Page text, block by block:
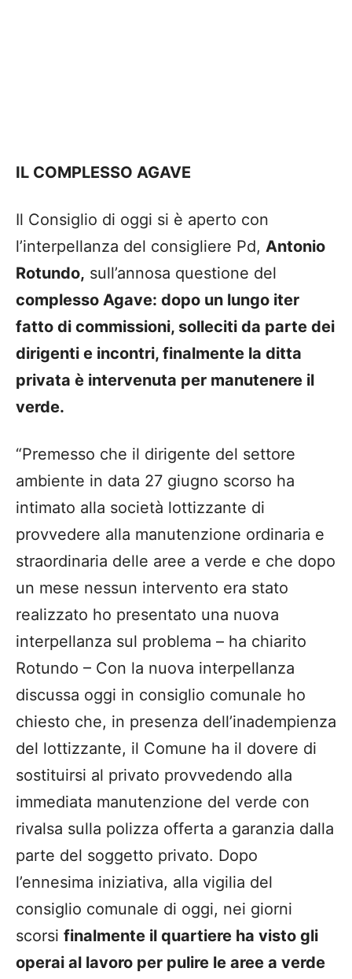
IL COMPLESSO AGAVE
Il Consiglio di oggi si è aperto con
l’interpellanza del consigliere Pd, Antonio
Rotundo, sull’annosa questione del
complesso Agave: dopo un lungo iter
fatto di commissioni, solleciti da parte dei
dirigenti e incontri, finalmente la ditta
privata è intervenuta per manutenere il
verde.
“Premesso che il dirigente del settore
ambiente in data 27 giugno scorso ha
intimato alla società lottizzante di
provvedere alla manutenzione ordinaria e
straordinaria delle aree a verde e che dopo
un mese nessun intervento era stato
realizzato ho presentato una nuova
interpellanza sul problema – ha chiarito
Rotundo – Con la nuova interpellanza
discussa oggi in consiglio comunale ho
chiesto che, in presenza dell’inadempienza
del lottizzante, il Comune ha il dovere di
sostituirsi al privato provvedendo alla
immediata manutenzione del verde con
rivalsa sulla polizza offerta a garanzia dalla
parte del soggetto privato. Dopo
l’ennesima iniziativa, alla vigilia del
consiglio comunale di oggi, nei giorni
scorsi finalmente il quartiere ha visto gli
operai al lavoro per pulire le aree a verde